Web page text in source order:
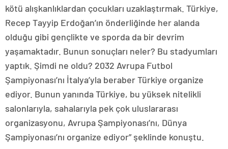
kötü alışkanlıklardan çocukları uzaklaştırmak. Türkiye,
Recep Tayyip Erdoğan’ın önderliğinde her alanda
olduğu gibi gençlikte ve sporda da bir devrim
yaşamaktadır. Bunun sonuçları neler? Bu stadyumları
yaptık. Şimdi ne oldu? 2032 Avrupa Futbol
Şampiyonası’nı İtalya’yla beraber Türkiye organize
ediyor. Bunun yanında Türkiye, bu yüksek nitelikli
salonlarıyla, sahalarıyla pek çok uluslararası
organizasyonu, Avrupa Şampiyonası’nı, Dünya
Şampiyonası’nı organize ediyor” şeklinde konuştu.